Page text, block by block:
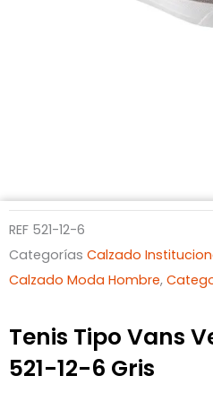
REF 521-12-6
Categorías Calzado
Calzado Moda Hombre,
Tenis Tipo Vans
521-12-6 Gris